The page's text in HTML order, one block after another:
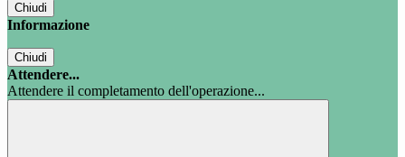
Chiudi
Informazione
Chiudi
Attendere...
Attendere il completamento dell'operazione...